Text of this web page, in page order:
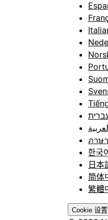
ภาษ
한국
日本
简体
繁體
Cookie 设置